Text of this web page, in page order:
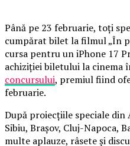
Până pe 23 februarie, toți
cumpărat bilet la filmul „În
cursa pentru un iPhone 17
achiziției biletului la cinema
concursului, premiul fiind
februarie.
După proiecțiile speciale din
Sibiu, Brașov, Cluj-Napoca,
multe aplauze, râsete și